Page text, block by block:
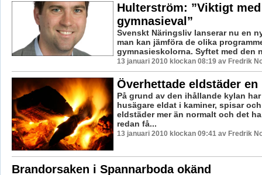
Hulterström: ”Viktigt
gymnasieval”
Svenskt Näringsliv lanserar nu en
man kan jämföra de olika
gymnasieskolorna. Syftet med den
13 januari 2010 klockan 08:19 av Fredrik
Överhettade eldstäder
På grund av den ihållande kylan
husägare eldat i kaminer, spisar
eldstäder mer än normalt och det
redan få...
13 januari 2010 klockan 09:41 av Fredrik
Brandorsaken i Spannarboda okänd